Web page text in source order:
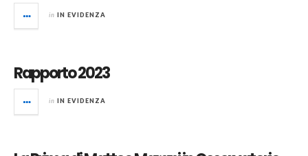
in IN EVIDENZA
Rapporto 2023
in IN EVIDENZA